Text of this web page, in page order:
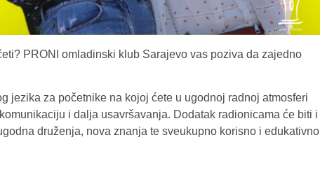
PRONI omladinski klub Sarajevo vas poziva da zajedno
jezika za početnike na kojoj ćete u ugodnoj radnoj atmosferi
i dalja usavršavanja. Dodatak radionicama će biti i
druženja, nova znanja te sveukupno korisno i edukativno